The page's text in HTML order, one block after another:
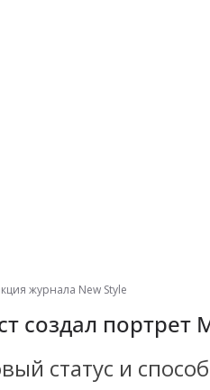
журнала New Style
создал портрет
статус и